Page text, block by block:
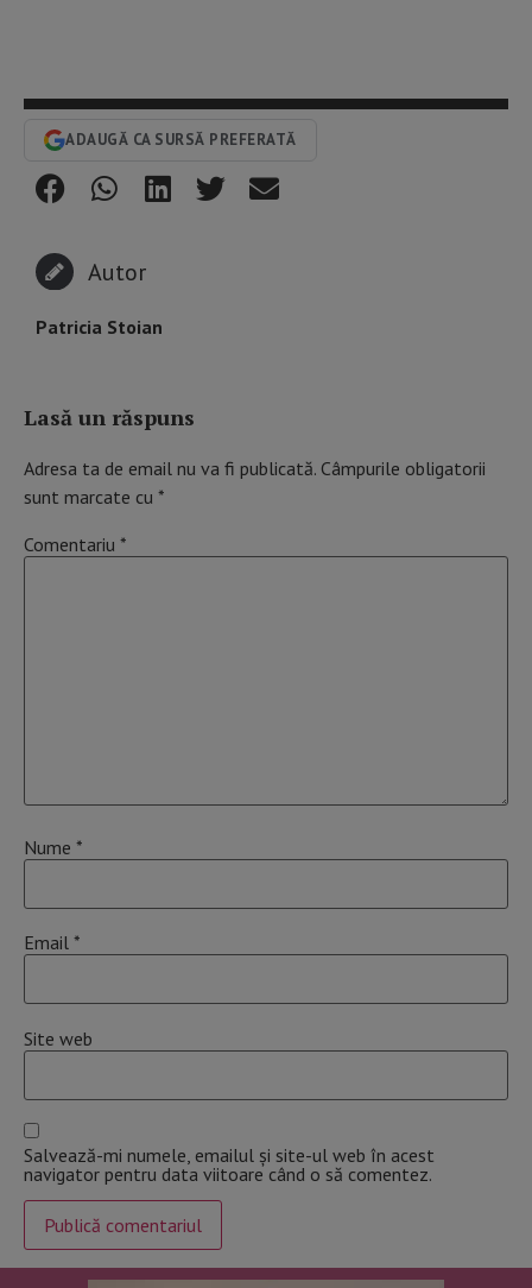
ADAUGĂ CA SURSĂ PREFERATĂ
Autor
Patricia Stoian
Lasă un răspuns
Adresa ta de email nu va fi publicată. Câmpurile obligatorii
sunt marcate cu *
Comentariu *
Nume *
Email *
Site web
Salvează-mi numele, emailul și site-ul web în acest
navigator pentru data viitoare când o să comentez.